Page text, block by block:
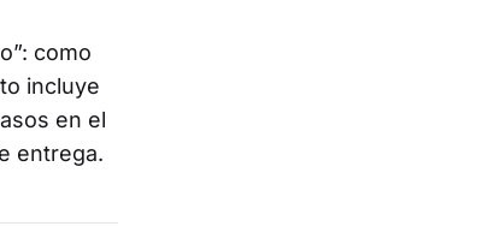
como
incluye
en el
entrega.